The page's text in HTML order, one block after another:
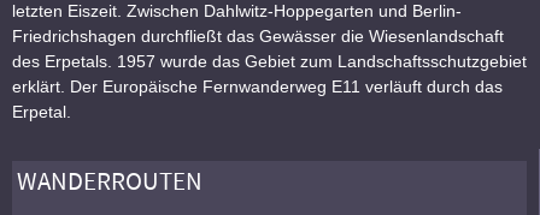
letzten Eiszeit. Zwischen Dahlwitz-Hoppegarten und Berlin-
Friedrichshagen durchfließt das Gewässer die Wiesenlandschaft
des Erpetals. 1957 wurde das Gebiet zum Landschaftsschutzgebiet
erklärt. Der Europäische Fernwanderweg E11 verläuft durch das
Erpetal.
WANDERROUTEN